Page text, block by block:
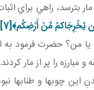
بترسد، راهي براي
يُخْرِجَاكمُ مِّنْ أَرْضِكُم﴾[7]
يا من؟ حضرت فرمود به
و مبارزه را پر از مار
اين چوب ها و طناب